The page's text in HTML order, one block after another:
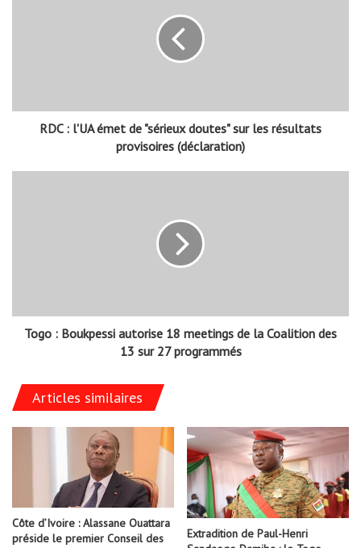
RDC : l'UA émet de "sérieux doutes" sur les résultats
provisoires (déclaration)
Togo : Boukpessi autorise 18 meetings de la Coalition des
13 sur 27 programmés
Articles similaires
Côte d’Ivoire : Alassane Ouattara
préside le premier Conseil des
Extradition de Paul-Henri